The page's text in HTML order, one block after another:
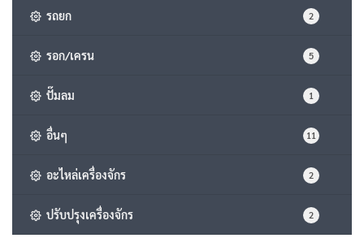
รถยก 2
รอก/เครน 5
ปั๊มลม 1
อื่นๆ 11
อะไหล่เครื่องจักร 2
ปรับปรุงเครื่องจักร 2